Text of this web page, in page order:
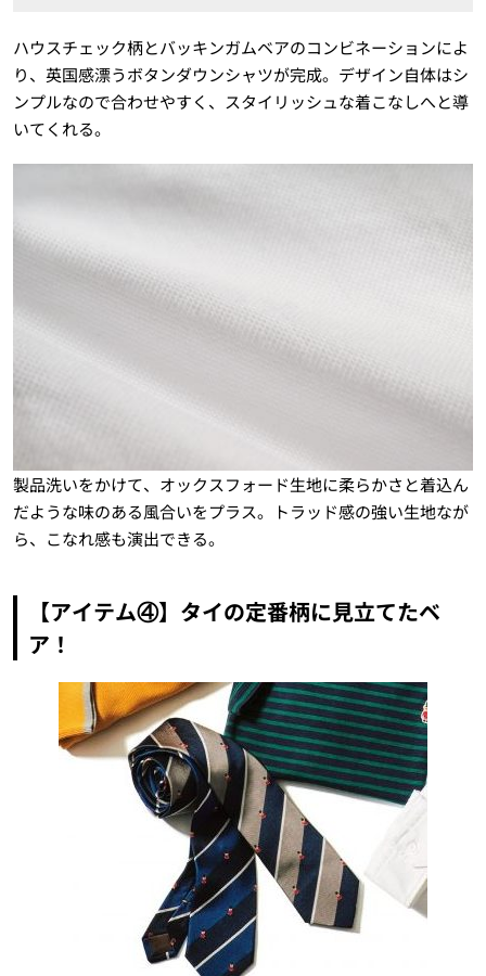
ハウスチェック柄とバッキンガムベアのコンビネーションによ
り、英国感漂うボタンダウンシャツが完成。デザイン自体はシ
ンプルなので合わせやすく、スタイリッシュな着こなしへと導
いてくれる。
製品洗いをかけて、オックスフォード生地に柔らかさと着込ん
だような味のある風合いをプラス。トラッド感の強い生地なが
ら、こなれ感も演出できる。
【アイテム④】タイの定番柄に見立てたベ
ア！